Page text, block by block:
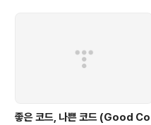
좋은 코드, 나쁜 코드 (Good Co